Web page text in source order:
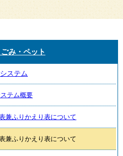
み・ペット
ステム
テム概要
兼ふりかえり表について
兼ふりかえり表について